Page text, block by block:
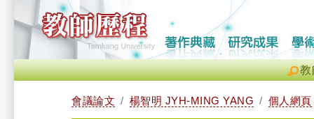
教
會議論文 楊智明 JYH-MING YANG 個人網頁